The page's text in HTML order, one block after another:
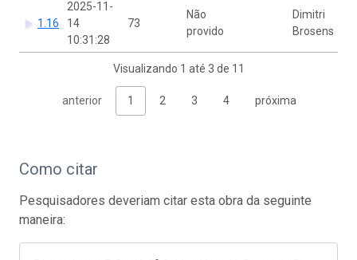
1.16
2025-11-
14
10:31:28
73
Não
provido
Dimitri
Brosens
Visualizando 1 até 3 de 11
anterior 1 2 3 4 próxima
Como citar
Pesquisadores deveriam citar esta obra da seguinte
maneira: